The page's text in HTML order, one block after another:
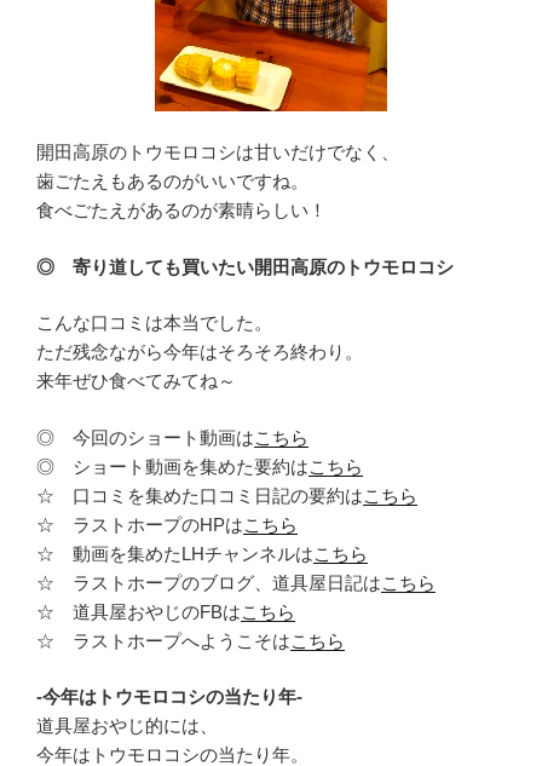
開田高原のトウモロコシは甘いだけでなく、
歯ごたえもあるのがいいですね。
食べごたえがあるのが素晴らしい！
◎ 寄り道しても買いたい開田高原のトウモロコシ
こんな口コミは本当でした。
ただ残念ながら今年はそろそろ終わり。
来年ぜひ食べてみてね～
◎ 今回のショート動画はこちら
◎ ショート動画を集めた要約はこちら
☆ 口コミを集めた口コミ日記の要約はこちら
☆ ラストホープのHPはこちら
☆ 動画を集めたLHチャンネルはこちら
☆ ラストホープのブログ、道具屋日記はこちら
☆ 道具屋おやじのFBはこちら
☆ ラストホープへようこそはこちら
-今年はトウモロコシの当たり年-
道具屋おやじ的には、
今年はトウモロコシの当たり年。